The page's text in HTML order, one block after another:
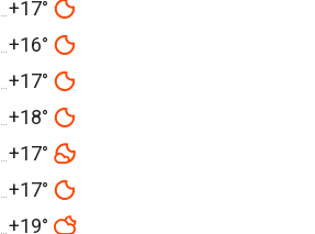
+17°
+16°
+17°
+18°
+17°
+17°
+19°